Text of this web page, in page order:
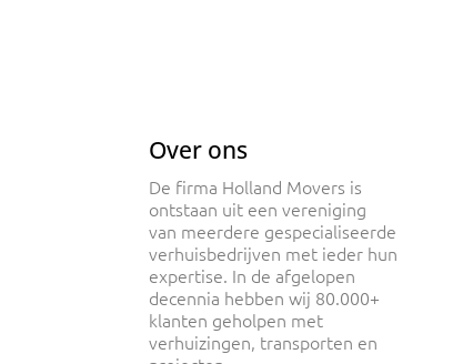
Over ons
De firma Holland Movers is
ontstaan uit een vereniging
van meerdere gespecialiseerde
verhuisbedrijven met ieder hun
expertise. In de afgelopen
decennia hebben wij 80.000+
klanten geholpen met
verhuizingen, transporten en